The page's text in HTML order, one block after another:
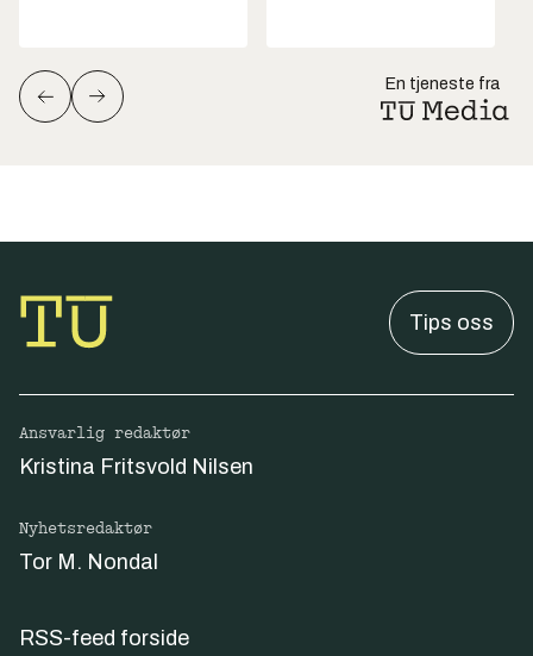
En tjeneste fra
Tips oss
Ansvarlig redaktør
Kristina Fritsvold Nilsen
Nyhetsredaktør
Tor M. Nondal
RSS-feed forside